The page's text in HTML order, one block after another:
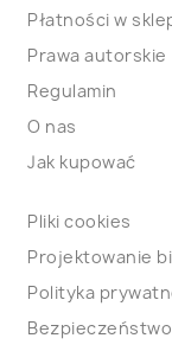
Płatności w
Prawa autorskie
Regulamin
O nas
Jak kupować
Pliki cookies
Projektowanie
Polityka